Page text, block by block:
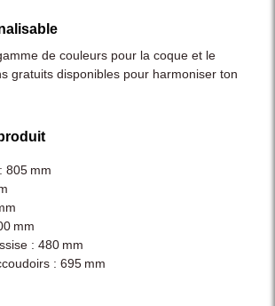
de couleurs pour la coque et le
gratuits disponibles pour harmoniser ton
805 mm
mm
: 480 mm
: 695 mm